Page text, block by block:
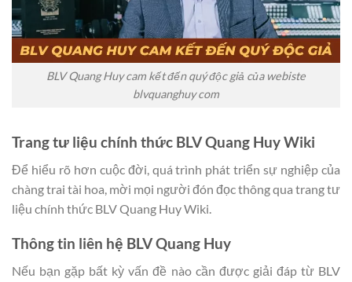
BLV Quang Huy cam kết đến quý độc giả của webiste
blvquanghuy com
Trang tư liệu chính thức BLV Quang Huy Wiki
Để hiểu rõ hơn cuộc đời, quá trình phát triển sự nghiệp của
chàng trai tài hoa, mời mọi người đón đọc thông qua trang tư
liệu chính thức BLV Quang Huy Wiki.
Thông tin liên hệ BLV Quang Huy
Nếu bạn gặp bất kỳ vấn đề nào cần được giải đáp từ BLV